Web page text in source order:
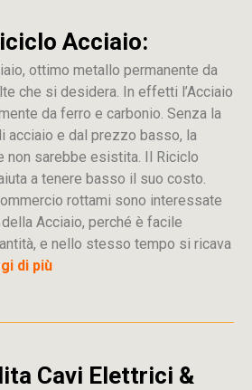
Acciaio:
ottimo metallo permanente da
che si desidera. In effetti l’Acciaio
da ferro e carbonio. Senza la
acciaio e dal prezzo basso, la
non sarebbe esistita. Il Riciclo
a tenere basso il suo costo.
rottami sono interessate
Acciaio, perché è facile
e nello stesso tempo si ricava
di più
Cavi Elettrici &